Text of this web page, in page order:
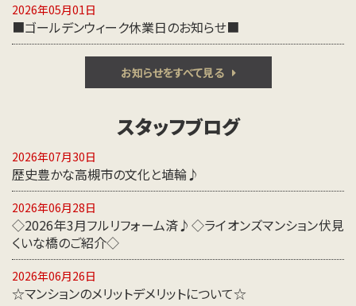
2026年05月01日
■ゴールデンウィーク休業日のお知らせ■
お知らせをすべて見る
スタッフブログ
2026年07月30日
歴史豊かな高槻市の文化と埴輪♪
2026年06月28日
◇2026年3月フルリフォーム済♪◇ライオンズマンション伏見
くいな橋のご紹介◇
2026年06月26日
☆マンションのメリットデメリットについて☆